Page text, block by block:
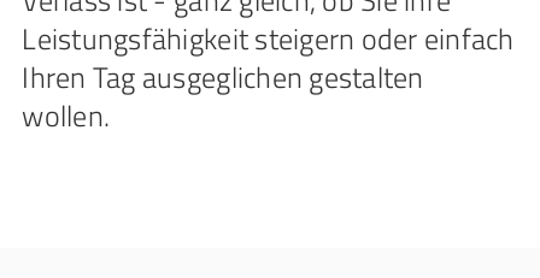
Leistungsfähigkeit steigern oder einfach
Ihren Tag ausgeglichen gestalten
wollen.